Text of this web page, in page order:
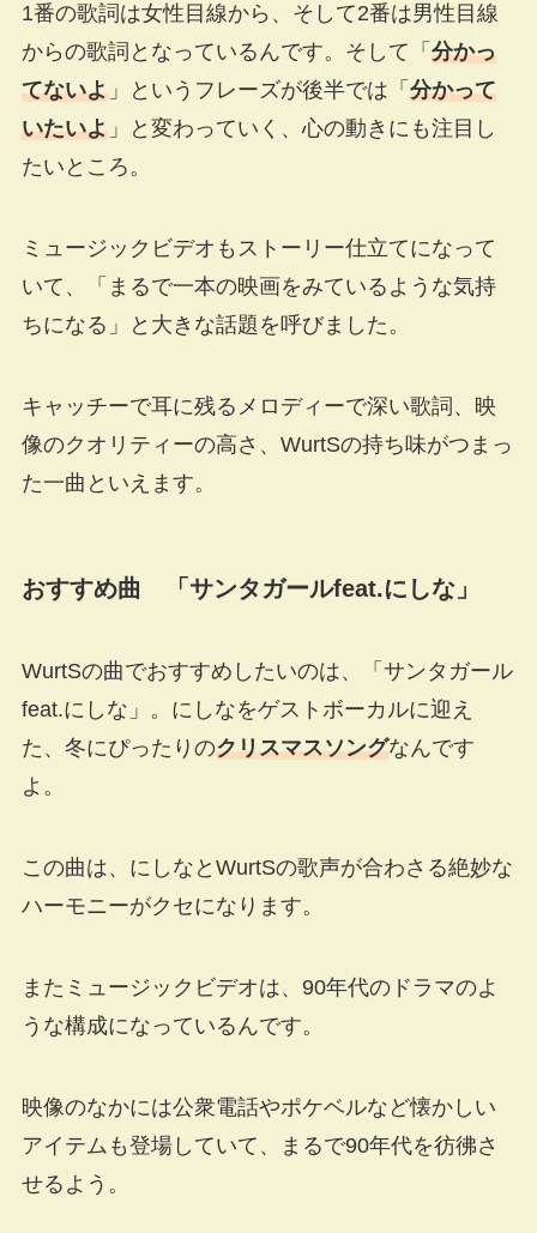
1番の歌詞は女性目線から、そして2番は男性目線
からの歌詞となっているんです。そして「 分かっ
てないよ」というフレーズが後半では「 分かって
いたいよ」と変わっていく、心の動きにも注目し
たいところ。
ミュージックビデオもストーリー仕立てになって
いて、「まるで一本の映画をみているような気持
ちになる」と大きな話題を呼びました。
キャッチーで耳に残るメロディーで深い歌詞、映
像のクオリティーの高さ、WurtSの持ち味がつまっ
た一曲といえます。
おすすめ曲 「サンタガールfeat.にしな」
WurtSの曲でおすすめしたいのは、「サンタガール
feat.にしな」。にしなをゲストボーカルに迎え
た、冬にぴったりのクリスマスソングなんです
よ。
この曲は、にしなとWurtSの歌声が合わさる絶妙な
ハーモニーがクセになります。
またミュージックビデオは、90年代のドラマのよ
うな構成になっているんです。
映像のなかには公衆電話やポケベルなど懐かしい
アイテムも登場していて、まるで90年代を彷彿さ
せるよう。